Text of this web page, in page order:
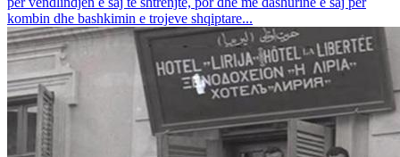
kombin dhe bashkimin e trojeve shqiptare...